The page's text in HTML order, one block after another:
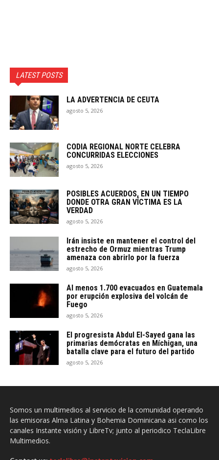
LATEST POSTS
LA ADVERTENCIA DE CEUTA
agosto 5, 2026
CODIA REGIONAL NORTE CELEBRA
CONCURRIDAS ELECCIONES
agosto 5, 2026
POSIBLES ACUERDOS, EN UN TIEMPO
DONDE OTRA GRAN VÍCTIMA ES LA
VERDAD
agosto 5, 2026
Irán insiste en mantener el control del
estrecho de Ormuz mientras Trump
amenaza con abrirlo por la fuerza
agosto 5, 2026
Al menos 1.700 evacuados en Guatemala
por erupción explosiva del volcán de
Fuego
agosto 5, 2026
El progresista Abdul El-Sayed gana las
primarias demócratas en Míchigan, una
batalla clave para el futuro del partido
agosto 5, 2026
Somos un multimedios al servicio de la comunidad operando
las emisoras Alma Latina y Bohemia Dominicana asi como los
canales Instante visión y LibreTv; junto al periodico TeclaLibre
Multimedios.